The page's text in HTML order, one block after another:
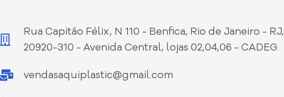
Rua Capitão Félix, N 110 - Benfica, Rio de Janeiro - RJ,
20920-310 - Avenida Central, lojas 02,04,06 - CADEG.
vendasaquiplastic@gmail.com